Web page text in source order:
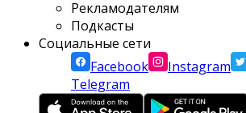
Рекламодателям
Подкасты
Социальные сети
Facebook
Instagram
Telegram